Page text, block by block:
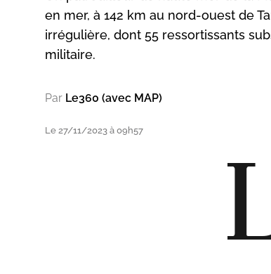
en mer, à 142 km au nord-ouest de
irrégulière, dont 55 ressortissants
militaire.
Par Le360 (avec MAP)
Le 27/11/2023 à 09h57